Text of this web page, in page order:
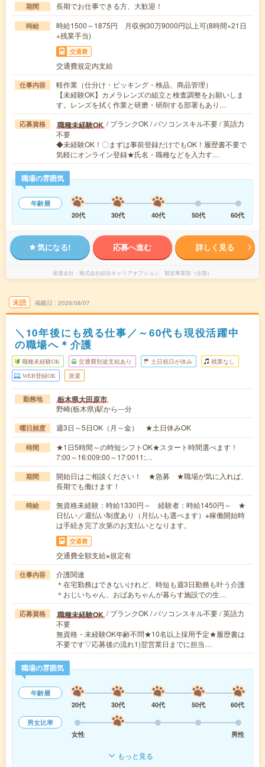
期間 長期でお仕事できる方、大歓迎！
時給
時給1500～1875円 月収例30万9000円以上可(8時間×21日
+残業手当)
交通費
交通費規定内支給
仕事内容
軽作業（仕分け・ピッキング・検品、商品管理）
【未経験OK】カメラレンズの組立と検査調整をお願いしま
す。レンズを拭く作業と研磨・研削する部署もあり…
応募資格 職種未経験OK / ブランクOK / パソコンスキル不要 / 英語力
不要
◆未経験OK！〇まずは事前登録だけでもOK！履歴書不要で
気軽にオンライン登録★氏名・職種などを入力す…
職場の雰囲気
年齢層
20代
30代 40代 50代 60代
気になる! 応募へ進む 詳しく見る
派遣会社 株式会社綜合キャリアオプション 製造事業部（全国）
未読 掲載日 2026/08/07
＼10年後にも残る仕事／～60代も現役活躍中
の職場へ＊介護
職種未経験OK 交通費別途支給あり 土日祝日が休み 残業なし
WEB登録OK 派遣
勤務地 栃木県大田原市
野崎(栃木県)駅から---分
曜日頻度 週3日～5日OK（月～金） ★土日休みOK
時間
★1日5時間～の時短シフトOK★スタート時間選べます！
7:00～16:009:00～17:0011:…
期間
開始日はご相談ください！ ★急募 ★職場が気に入れば、
長期でも働けます！
時給
無資格未経験：時給1330円～ 経験者：時給1450円～ ★
日払い／週払い制度あり（月払いも選べます）※稼働開始時
は手続き完了次第のお支払いとなります。
交通費
交通費全額支給※規定有
仕事内容
介護関連
＊在宅勤務はできないけれど、時短も週3日勤務も叶う介護
＊おじいちゃん、おばあちゃんが暮らす施設での生…
応募資格 職種未経験OK / ブランクOK / パソコンスキル不要 / 英語力
不要
無資格・未経験OK年齢不問★10名以上採用予定★履歴書は
不要です▽応募後の流れ1)翌営業日までに担当…
職場の雰囲気
年齢層
20代
30代 40代 50代
60代
男女比率
女性
男性
もっと見る